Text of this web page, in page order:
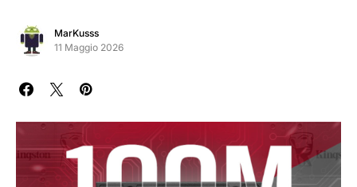
MarKusss
11 Maggio 2026